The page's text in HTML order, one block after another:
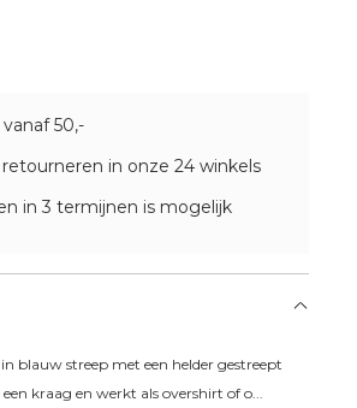
50,-
in onze 24 winkels
in 3 termijnen is mogelijk
in blauw streep met een helder gestreept
kraag en werkt als overshirt of o...